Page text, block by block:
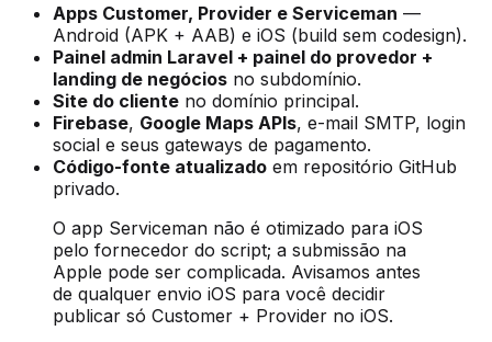
Apps Customer, Provider e Serviceman —
Android (APK + AAB) e iOS (build sem codesign).
Painel admin Laravel + painel do provedor +
landing de negócios no subdomínio.
Site do cliente no domínio principal.
Firebase, Google Maps APIs, e-mail SMTP, login
social e seus gateways de pagamento.
Código-fonte atualizado em repositório GitHub
privado.
O app Serviceman não é otimizado para iOS
pelo fornecedor do script; a submissão na
Apple pode ser complicada. Avisamos antes
de qualquer envio iOS para você decidir
publicar só Customer + Provider no iOS.